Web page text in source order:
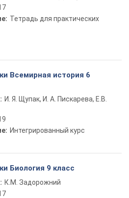
Тетрадь для практических
Всемирная история 6
И. Я. Щупак, И. А. Пискарева, Е.В.
Интегрированный курс
Биология 9 класс
К.М. Задорожний